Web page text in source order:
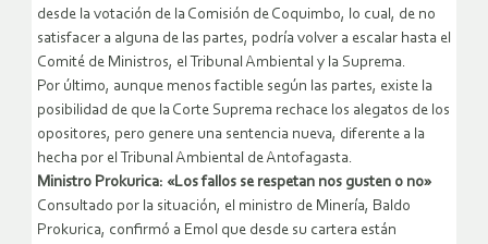
desde la votación de la Comisión de Coquimbo, lo cual, de no
satisfacer a alguna de las partes, podría volver a escalar hasta el
Comité de Ministros, el Tribunal Ambiental y la Suprema.
Por último, aunque menos factible según las partes, existe la
posibilidad de que la Corte Suprema rechace los alegatos de los
opositores, pero genere una sentencia nueva, diferente a la
hecha por el Tribunal Ambiental de Antofagasta.
Ministro Prokurica: «Los fallos se respetan nos gusten o no»
Consultado por la situación, el ministro de Minería, Baldo
Prokurica, confirmó a Emol que desde su cartera están